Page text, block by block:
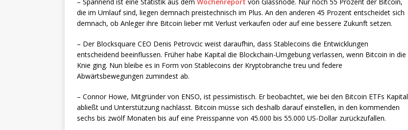
die im Umlauf sind, liegen demnach preistechnisch im Plus. An den anderen 45 Prozent entscheidet sich
demnach, ob Anleger ihre Bitcoin lieber mit Verlust verkaufen oder auf eine bessere Zukunft setzen.
– Der Blocksquare CEO Denis Petrovcic weist daraufhin, dass Stablecoins die Entwicklungen
entscheidend beeinflussen. Früher habe Kapital die Blockchain-Umgebung verlassen, wenn Bitcoin in die
Knie ging. Nun bleibe es in Form von Stablecoins der Kryptobranche treu und federe
Abwärtsbewegungen zumindest ab.
– Connor Howe, Mitgründer von ENSO, ist pessimistisch. Er beobachtet, wie bei den Bitcoin ETFs Kapital
abließt und Unterstützung nachlässt. Bitcoin müsse sich deshalb darauf einstellen, in den kommenden
sechs bis zwölf Monaten bis auf eine Preisspanne von 45.000 bis 55.000 US-Dollar zurückzufallen.